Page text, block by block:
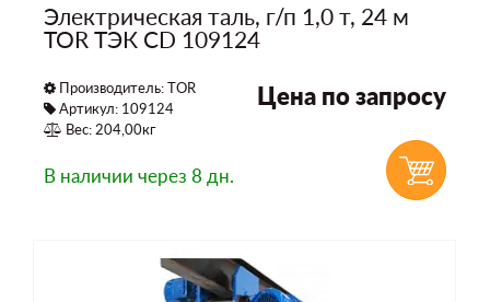
Электрическая таль, г/п 1,0 т, 24 м
TOR ТЭК CD 109124
Производитель:TOR
Артикул: 109124
Вес: 204,00кг
Цена по запросу
В наличии через 8 дн.